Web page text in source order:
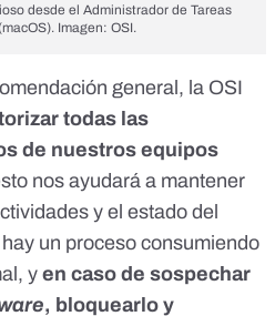
desde el Administrador de Tareas
Imagen: OSI.
general, la OSI
todas las
de nuestros equipos
nos ayudará a mantener
y el estado del
un proceso consumiendo
y en caso de sospechar
, bloquearlo y